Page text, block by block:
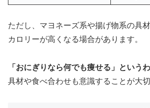
ただし、マヨネーズ系や揚げ物系の具
カロリーが高くなる場合があります。
「おにぎりなら何でも痩せる」という
具材や食べ合わせも意識することが大切